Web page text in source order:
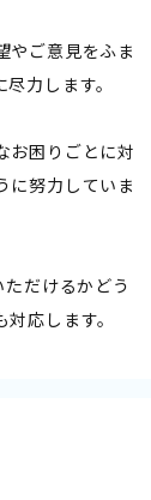
やご意見をふま
力します。
お困りごとに対
に努力していま
だけるかどう
応します。